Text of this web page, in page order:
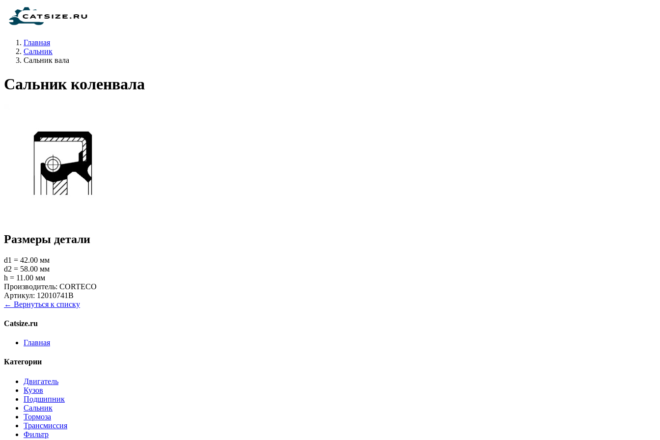
Главная
Сальник
Сальник вала
Сальник коленвала
Размеры детали
d1 = 42.00 мм
d2 = 58.00 мм
h = 11.00 мм
Производитель: CORTECO
Артикул: 12010741B
← Вернуться к списку
Catsize.ru
Главная
Категории
Двигатель
Кузов
Подшипник
Сальник
Тормоза
Трансмиссия
Фильтр